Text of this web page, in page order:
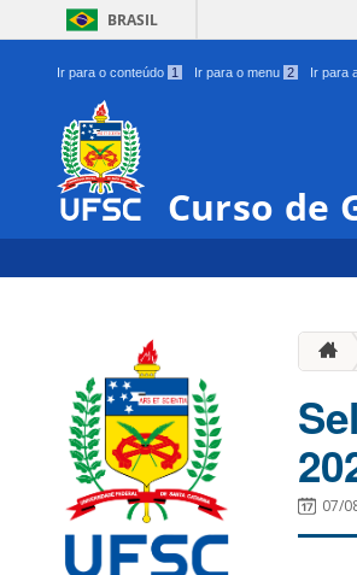
BRASIL
Ir para o conteúdo 1 Ir para o menu 2 Ir para
Curso de
07/